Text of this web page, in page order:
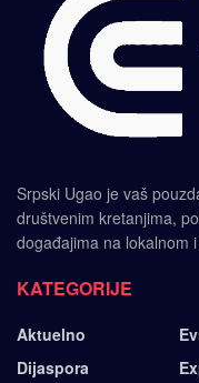
Srpski Ugao je vaš
društvenim kretanjima,
događajima na lokalnom
KATEGORIJE
Aktuelno
Dijaspora